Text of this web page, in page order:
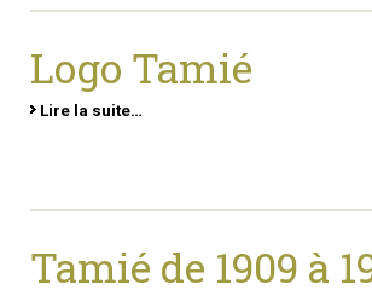
Logo Tamié
Lire la suite…
Tamié de 1909 à